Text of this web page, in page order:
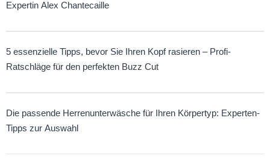
Expertin Alex Chantecaille
5 essenzielle Tipps, bevor Sie Ihren Kopf rasieren – Profi-
Ratschläge für den perfekten Buzz Cut
Die passende Herrenunterwäsche für Ihren Körpertyp: Experten-
Tipps zur Auswahl